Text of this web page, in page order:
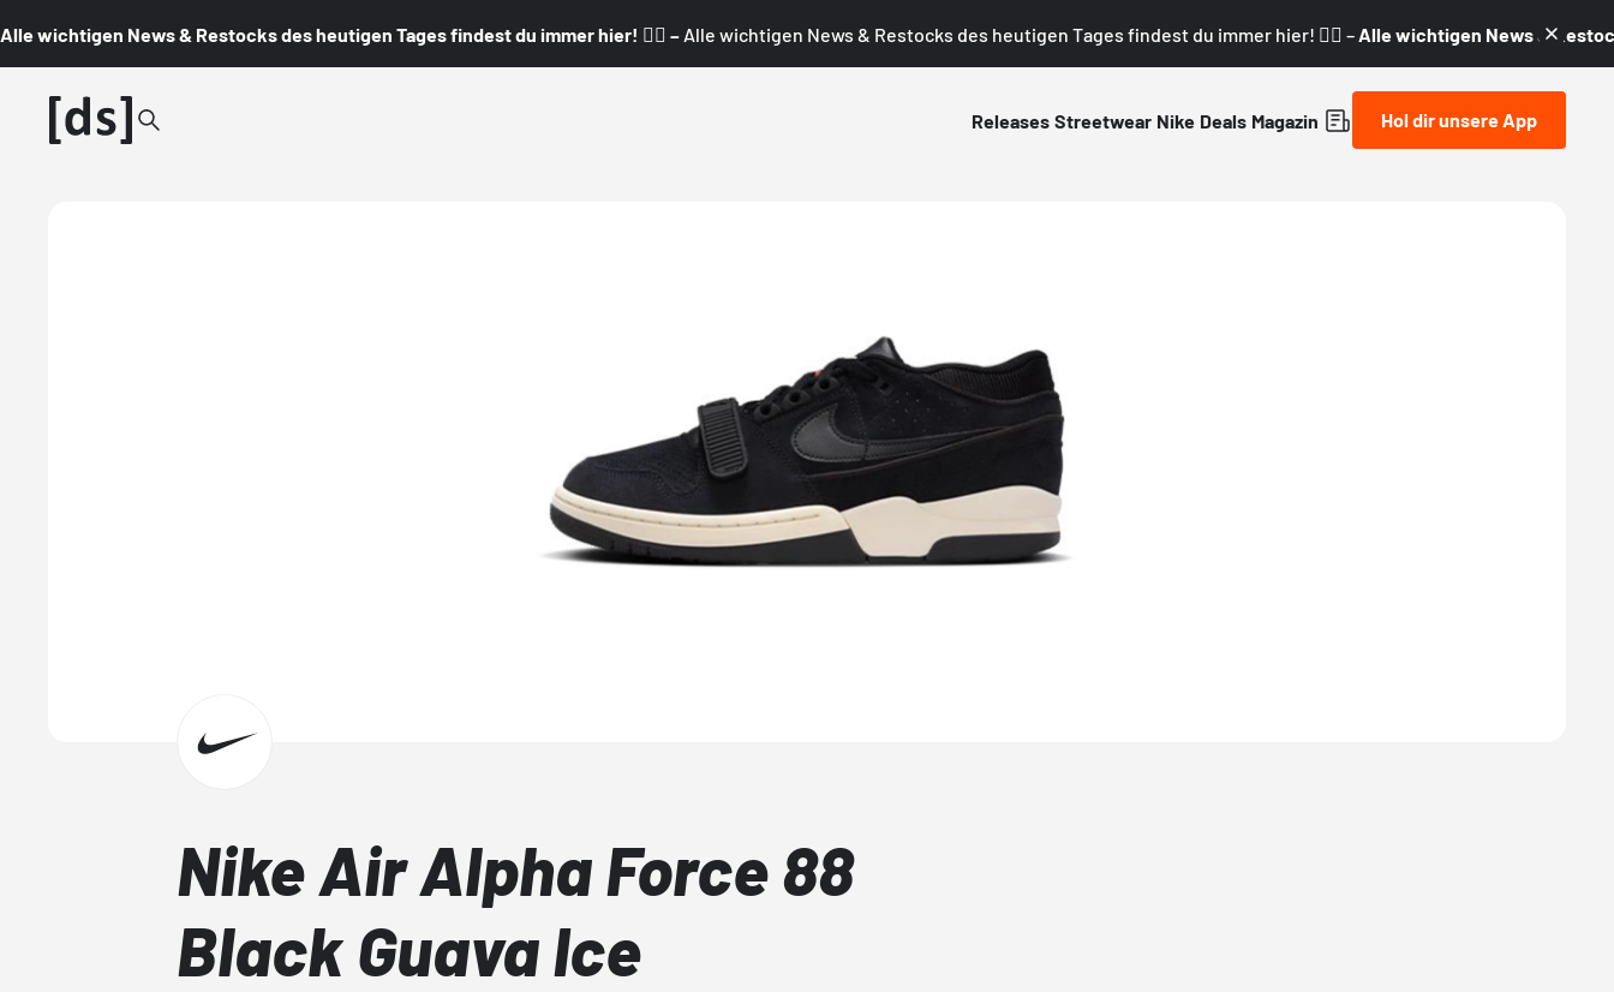
Alle wichtigen News & Restocks des heutigen Tages findest du immer hier! 👇🏼 – Alle wichtigen News & Restocks des heutigen Tages findest du immer hier! 👇🏼 – Alle wichtigen News &
Releases Streetwear Nike Deals Magazin Hol dir unsere App
Nike Air Alpha Force 88
Black Guava Ice